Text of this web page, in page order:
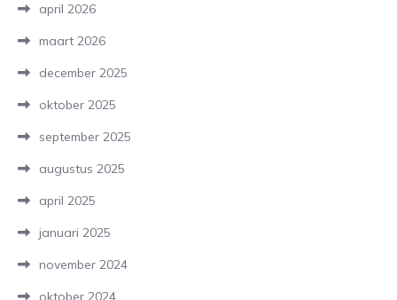
april 2026
maart 2026
december 2025
oktober 2025
september 2025
augustus 2025
april 2025
januari 2025
november 2024
oktober 2024